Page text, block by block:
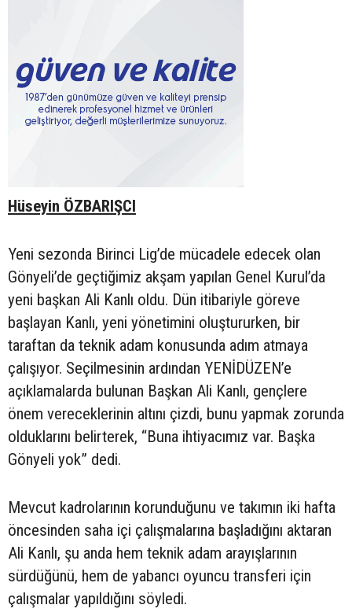
Hüseyin ÖZBARIŞCI
Yeni sezonda Birinci Lig’de mücadele edecek olan
Gönyeli’de geçtiğimiz akşam yapılan Genel Kurul’da
yeni başkan Ali Kanlı oldu. Dün itibariyle göreve
başlayan Kanlı, yeni yönetimini oluştururken, bir
taraftan da teknik adam konusunda adım atmaya
çalışıyor. Seçilmesinin ardından YENİDÜZEN’e
açıklamalarda bulunan Başkan Ali Kanlı, gençlere
önem vereceklerinin altını çizdi, bunu yapmak zorunda
olduklarını belirterek, “Buna ihtiyacımız var. Başka
Gönyeli yok” dedi.
Mevcut kadrolarının korunduğunu ve takımın iki hafta
öncesinden saha içi çalışmalarına başladığını aktaran
Ali Kanlı, şu anda hem teknik adam arayışlarının
sürdüğünü, hem de yabancı oyuncu transferi için
çalışmalar yapıldığını söyledi.